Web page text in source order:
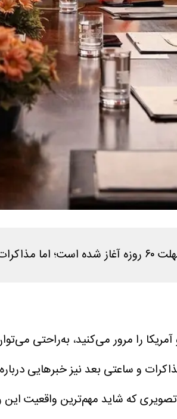
را مرور می‌کنید، به‌راحتی
و ساعتی بعد نیز خبرهایی
که شاید مهم‌ترین واقعیت